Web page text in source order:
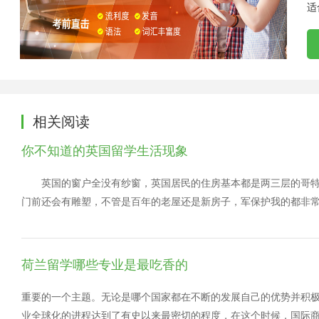
适
相关阅读
你不知道的英国留学生活现象
英国的窗户全没有纱窗，英国居民的住房基本都是两三层的哥
门前还会有雕塑，不管是百年的老屋还是新房子，军保护我的都非
温也会非常的奇怪，在太阳底下能够晒得冒油，可是一片云彩飞来
大。 英国的水龙头各行其是，不管是厨房还是卫生间英国的水
特别的凉，热水又特别的烫，用起来还得两边一起开。 英国人
吃，卷心菜的叶子非常的厚，怎么炒也炒不烂，芹菜也非常的粗壮
美国的炸鸡或者是土耳其的烤肉，可是英国人只英国的窗户全没有
荷兰留学哪些专业是最吃香的
重要的一个主题。无论是哪个国家都在不断的发展自己的优势并积
业全球化的进程达到了有史以来最密切的程度，在这个时候，国际